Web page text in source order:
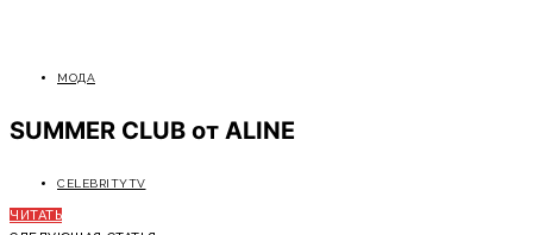
МОДА
SUMMER CLUB от ALINE
CELEBRITYTV
ЧИТАТЬ